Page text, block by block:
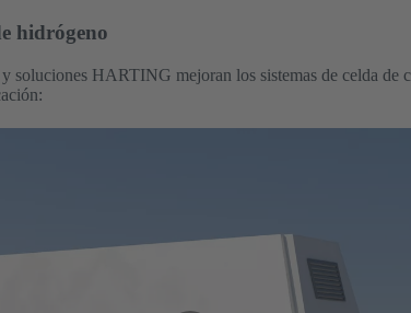
hidrógeno
soluciones HARTING mejoran los sistemas de celda de